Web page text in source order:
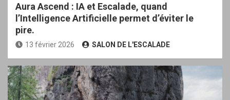
Aura Ascend : IA et Escalade, quand
l’Intelligence Artificielle permet d’éviter le
pire.
13 février 2026 SALON DE L'ESCALADE